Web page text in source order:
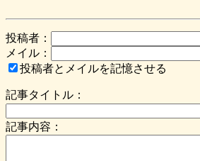
投稿者：
メイル：
投稿者とメイルを記憶させる
記事タイトル：
記事内容：